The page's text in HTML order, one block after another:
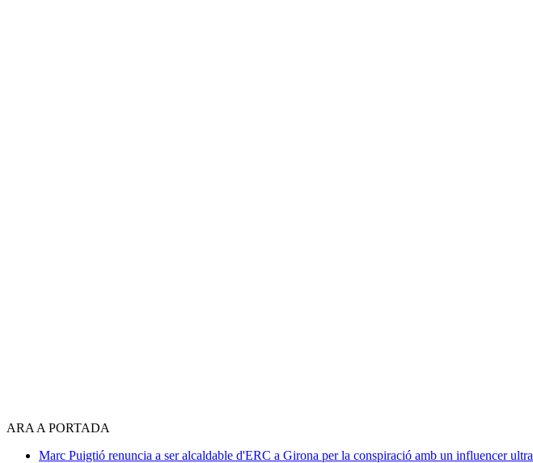
ARA A PORTADA
Marc Puigtió renuncia a ser alcaldable d'ERC a Girona per la conspiració amb un influencer ultra